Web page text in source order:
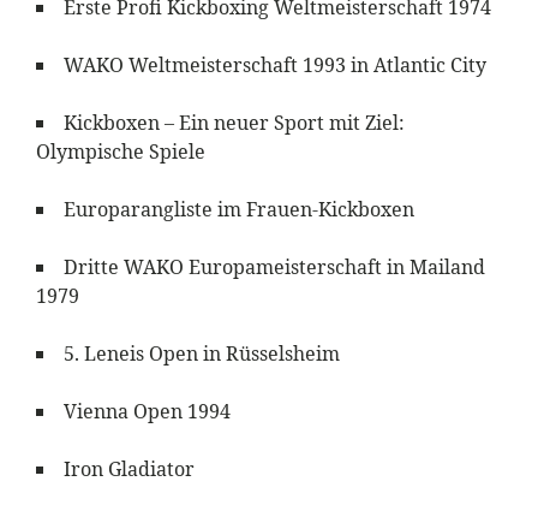
Erste Profi Kickboxing Weltmeisterschaft 1974
WAKO Weltmeisterschaft 1993 in Atlantic City
Kickboxen – Ein neuer Sport mit Ziel:
Olympische Spiele
Europarangliste im Frauen-Kickboxen
Dritte WAKO Europameisterschaft in Mailand
1979
5. Leneis Open in Rüsselsheim
Vienna Open 1994
Iron Gladiator